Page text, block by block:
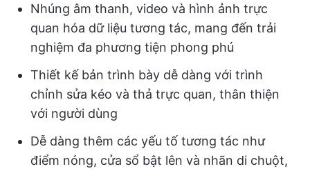
Nhúng âm thanh, video và hình ảnh trực
quan hóa dữ liệu tương tác, mang đến trải
nghiệm đa phương tiện phong phú
Thiết kế bản trình bày dễ dàng với trình
chỉnh sửa kéo và thả trực quan, thân thiện
với người dùng
Dễ dàng thêm các yếu tố tương tác như
điểm nóng, cửa sổ bật lên và nhãn di chuột,